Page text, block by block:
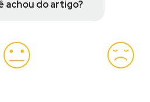
achou do artigo?